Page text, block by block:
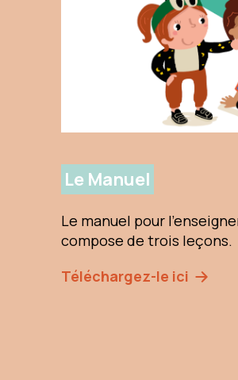
Le Manuel
Le manuel pour
compose de trois leçons.
Téléchargez-le ici